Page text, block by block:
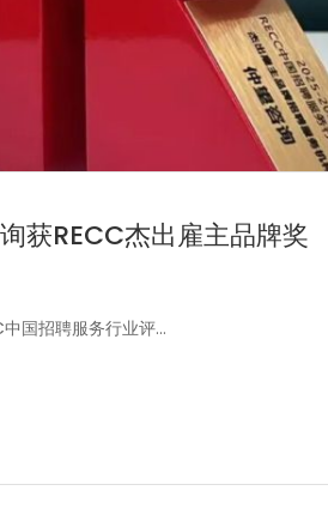
获RECC杰出雇主品牌奖
国招聘服务行业评…